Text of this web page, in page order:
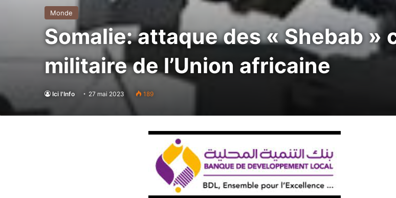
Monde
Somalie: attaque des « Shebab »
militaire de l’Union africaine
Ici l'Info 27 mai 2023 189